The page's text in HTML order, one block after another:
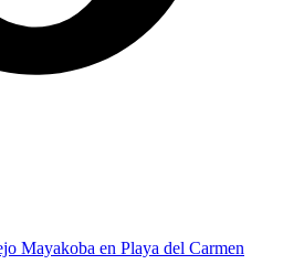
Mayakoba en Playa del Carmen